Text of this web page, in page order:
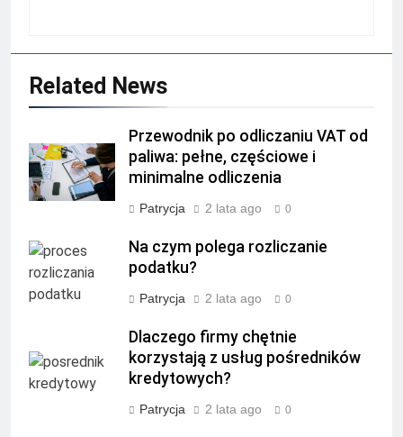
Related News
Przewodnik po odliczaniu VAT od
paliwa: pełne, częściowe i
minimalne odliczenia
Patrycja 2 lata ago 0
Na czym polega rozliczanie
podatku?
Patrycja 2 lata ago 0
Dlaczego firmy chętnie
korzystają z usług pośredników
kredytowych?
Patrycja 2 lata ago 0